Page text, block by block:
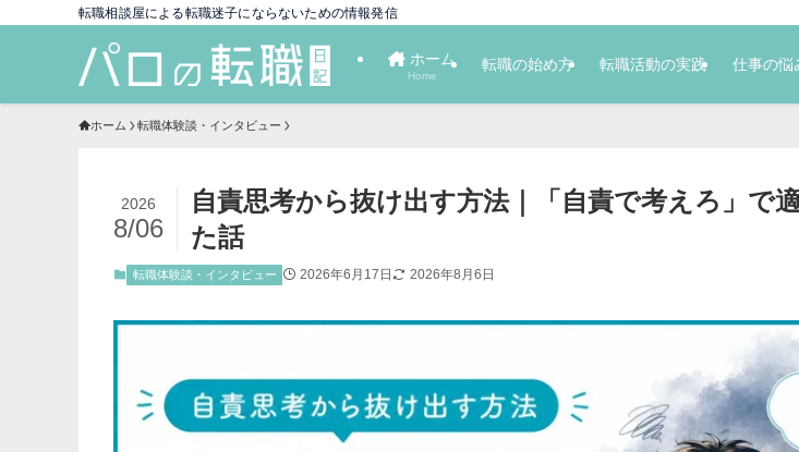
転職相談屋による転職迷子にならないための情報発信
ホーム
Home
転職の始め方 転職活動の実践 仕事の悩
ホーム 転職体験談・インタビュー
自責思考から抜け出す方法｜「自責で考えろ」で
た話
2026
8/06
転職体験談・インタビュー 2026年6月17日 2026年8月6日